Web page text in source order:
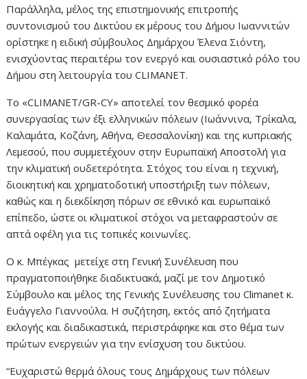
Παράλληλα, μέλος της επιστημονικής επιτροπής
συντονισμού του Δικτύου εκ μέρους του Δήμου Ιωαννιτών
ορίστηκε η ειδική σύμβουλος Δημάρχου Έλενα Σιόντη,
ενισχύοντας περαιτέρω τον ενεργό και ουσιαστικό ρόλο του
Δήμου στη λειτουργία του CLIMANET.
Το «CLIMANET/GR-CY» αποτελεί τον θεσμικό φορέα
συνεργασίας των έξι ελληνικών πόλεων (Ιωάννινα, Τρίκαλα,
Καλαμάτα, Κοζάνη, Αθήνα, Θεσσαλονίκη) και της κυπριακής
Λεμεσού, που συμμετέχουν στην Ευρωπαϊκή Αποστολή για
την κλιματική ουδετερότητα. Στόχος του είναι η τεχνική,
διοικητική και χρηματοδοτική υποστήριξη των πόλεων,
καθώς και η διεκδίκηση πόρων σε εθνικό και ευρωπαϊκό
επίπεδο, ώστε οι κλιματικοί στόχοι να μεταφραστούν σε
απτά οφέλη για τις τοπικές κοινωνίες.
Ο κ. Μπέγκας μετείχε στη Γενική Συνέλευση που
πραγματοποιήθηκε διαδικτυακά, μαζί με τον Δημοτικό
Σύμβουλο και μέλος της Γενικής Συνέλευσης του Climanet κ.
Ευάγγελο Γιαννούλα. Η συζήτηση, εκτός από ζητήματα
εκλογής και διαδικαστικά, περιστράφηκε και στο θέμα των
πρώτων ενεργειών για την ενίσχυση του δικτύου.
“Ευχαριστώ θερμά όλους τους Δημάρχους των πόλεων